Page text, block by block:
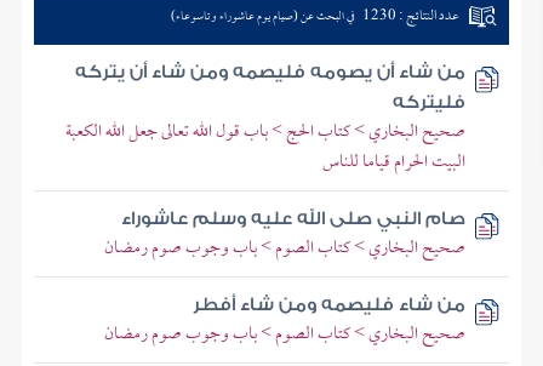
عدد النتائج : 1230 في البحث عن (صيام يوم عاشوراء وتاسوعاء)
من شاء أن يصومه فليصمه ومن شاء أن يتركه
فليتركه
صحيح البخاري > كتاب الحج > باب قول الله تعالى جعل الله الكعبة
البيت الحرام قياما للناس
صام النبي صلى الله عليه وسلم عاشوراء
صحيح البخاري > كتاب الصوم > باب وجوب صوم رمضان
من شاء فليصمه ومن شاء أفطر
صحيح البخاري > كتاب الصوم > باب وجوب صوم رمضان